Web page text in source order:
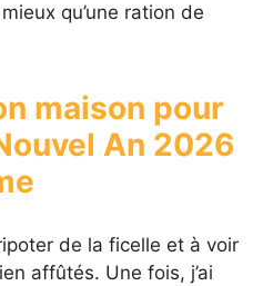
qu’une ration de
maison pour
An 2026
de la ficelle et à voir
affûtés. Une fois, j’ai